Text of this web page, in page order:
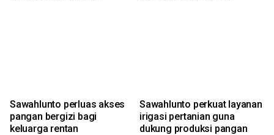
Sawahlunto perluas akses
pangan bergizi bagi
keluarga rentan
Sawahlunto perkuat layanan
irigasi pertanian guna
dukung produksi pangan